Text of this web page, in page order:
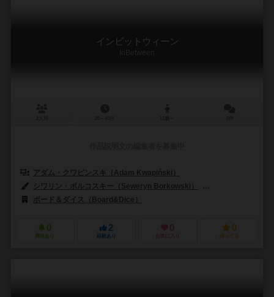
インビットウィーン
InBetween
アダム・クワピンスキ（Adam Kwapiński）
シワリン・ボルコスキー（Seweryn Borkowski）
ボード＆ダイス（Board&Dice）
0
興味あり
2
経験あり
0
お気に入り
0
持ってる